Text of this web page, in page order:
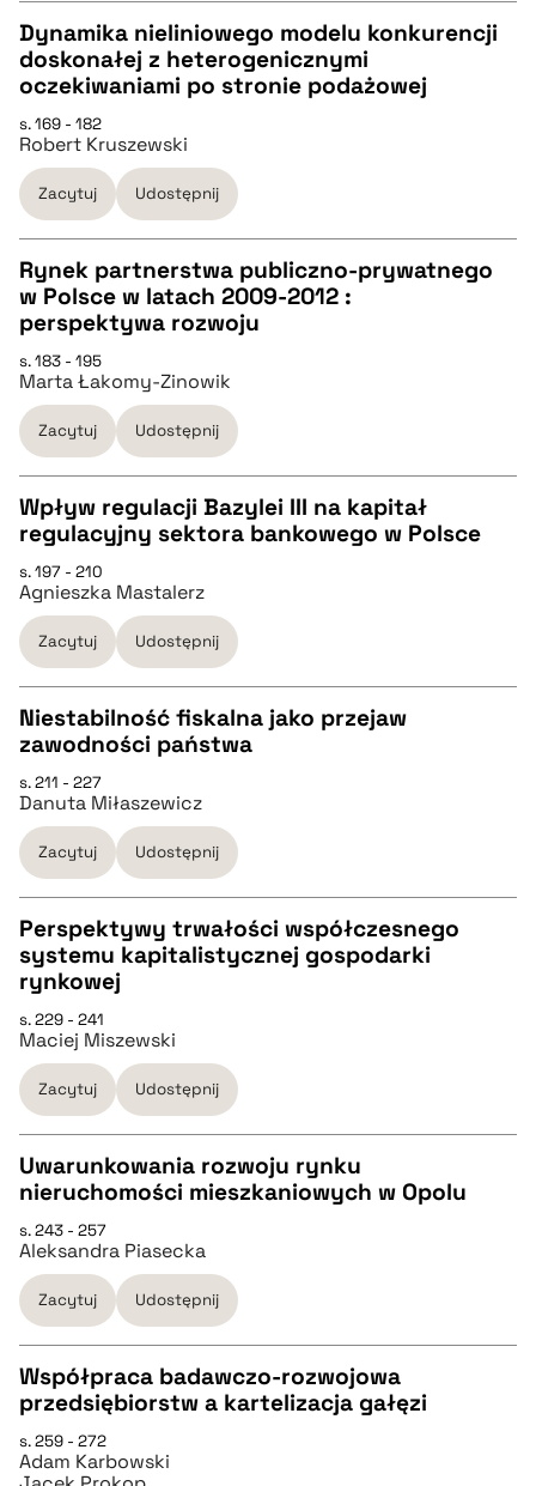
BIBTEX
pobierz cytat
CZYSTY TEKST
pobierz cytat
BIBTEX
pobierz cytat
Dynamika nieliniowego modelu konkurencji
doskonałej z heterogenicznymi
oczekiwaniami po stronie podażowej
s. 169 - 182
Robert Kruszewski
Zacytuj Udostępnij
CZYSTY TEKST
pobierz cytat
BIBTEX
pobierz cytat
Rynek partnerstwa publiczno-prywatnego
w Polsce w latach 2009-2012 :
perspektywa rozwoju
s. 183 - 195
Marta Łakomy-Zinowik
Zacytuj Udostępnij
CZYSTY TEKST
pobierz cytat
BIBTEX
pobierz cytat
Wpływ regulacji Bazylei III na kapitał
regulacyjny sektora bankowego w Polsce
s. 197 - 210
Agnieszka Mastalerz
Zacytuj Udostępnij
CZYSTY TEKST
pobierz cytat
BIBTEX
pobierz cytat
Niestabilność fiskalna jako przejaw
zawodności państwa
s. 211 - 227
Danuta Miłaszewicz
Zacytuj Udostępnij
CZYSTY TEKST
pobierz cytat
BIBTEX
pobierz cytat
Perspektywy trwałości współczesnego
systemu kapitalistycznej gospodarki
rynkowej
s. 229 - 241
Maciej Miszewski
Zacytuj Udostępnij
pobierz cytat
BIBTEX
pobierz cytat
Uwarunkowania rozwoju rynku
nieruchomości mieszkaniowych w Opolu
s. 243 - 257
Aleksandra Piasecka
Zacytuj Udostępnij
CZYSTY TEKST
Współpraca badawczo-rozwojowa
przedsiębiorstw a kartelizacja gałęzi
s. 259 - 272
Adam Karbowski